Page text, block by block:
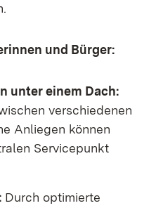
und Bürger:
unter einem Dach:
verschiedenen
Anliegen können
Servicepunkt
Durch optimierte